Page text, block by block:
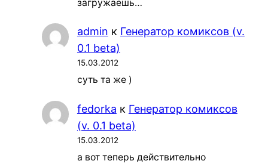
загружаешь…
admin к Генератор комиксов (v.
0.1 beta)
15.03.2012
суть та же )
fedorka к Генератор комиксов
(v. 0.1 beta)
15.03.2012
а вот теперь действительно